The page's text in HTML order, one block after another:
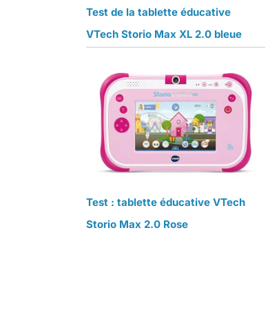
Test de la tablette éducative
VTech Storio Max XL 2.0 bleue
Test : tablette éducative VTech
Storio Max 2.0 Rose